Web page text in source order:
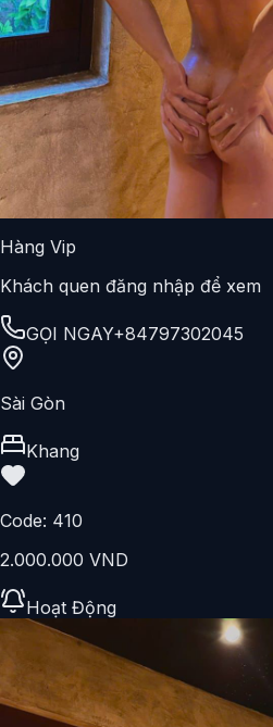
Hàng Vip
Khách quen đăng nhập để xem
GỌI NGAY+84797302045
Sài Gòn
Khang
Code: 410
2.000.000 VND
Hoạt Động